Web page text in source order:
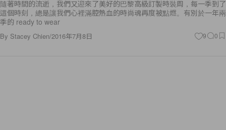
隨著時間的流逝，我們又迎來了美好的巴黎高級訂製時裝周，每一季到了
這個時刻，總是讓我們心裡滿腔熱血的時尚魂再度被點燃。有別於一年兩
季的 ready to wear
By Stacey Chien/2016年7月8日 9 0